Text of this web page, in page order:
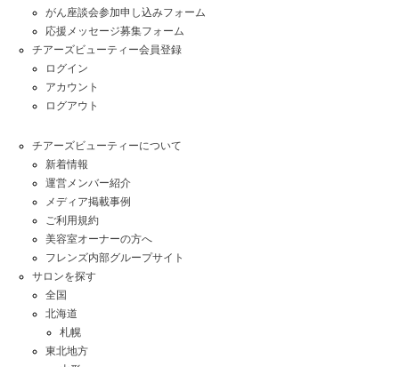
がん座談会参加申し込みフォーム
応援メッセージ募集フォーム
チアーズビューティー会員登録
ログイン
アカウント
ログアウト
チアーズビューティーについて
新着情報
運営メンバー紹介
メディア掲載事例
ご利用規約
美容室オーナーの方へ
フレンズ内部グループサイト
サロンを探す
全国
北海道
札幌
東北地方